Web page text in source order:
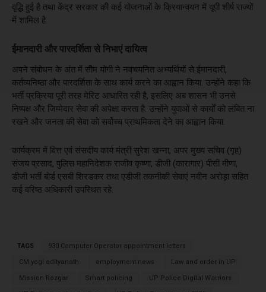
वृद्धि हुई है तथा केंद्र सरकार की कई योजनाओं के क्रियान्वयन में यूपी शीर्ष राज्यों
में शामिल है.
ईमानदारी और पारदर्शिता से निभाएं दायित्व
अपने संबोधन के अंत में सीेम योगी ने नवचयनित अभ्यर्थियों से ईमानदारी,
कर्तव्यनिष्ठा और पारदर्शिता के साथ कार्य करने का आह्वान किया. उन्होंने कहा कि
भर्ती प्रक्रिया पूरी तरह मेरिट आधारित रही है, इसलिए अब शासन भी उनसे
निष्पक्ष और जिम्मेदार सेवा की अपेक्षा करता है. उन्होंने युवाओं से कार्यों को लंबित ना
रखने और जनता की सेवा को सर्वोच्च प्राथमिकता देने का आह्वान किया.
कार्यक्रम में वित्त एवं संसदीय कार्य मंत्री सुरेश खन्ना, अपर मुख्य सचिव (गृह)
संजय प्रसाद, पुलिस महानिदेशक राजीव कृष्णा, डीजी (कारागार) पीसी मीणा,
डीजी भर्ती बोर्ड एसबी शिरडकर तथा एडीजी तकनीकी सेवाएं नवीन अरोड़ा सहित
कई वरिष्ठ अधिकारी उपस्थित रहे.
TAGS 930 Computer Operator appointment letters
CM yogi adityanath employment news Law and order in UP
Mission Rozgar Smart policing UP Police Digital Warriors